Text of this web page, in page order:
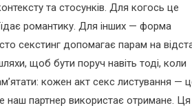
та стосунків. Для когось це
романтику. Для інших — форма
секстинг допомагає парам на
щоб бути поруч навіть тоді, коли
кожен акт секс листування —
наш партнер використає отримане. Ця